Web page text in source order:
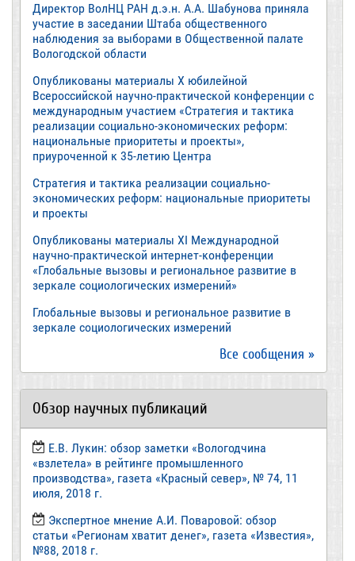
Директор ВолНЦ РАН д.э.н. А.А. Шабунова приняла
участие в заседании Штаба общественного
наблюдения за выборами в Общественной палате
Вологодской области
Опубликованы материалы X юбилейной
Всероссийской научно-практической конференции с
международным участием «Стратегия и тактика
реализации социально-экономических реформ:
национальные приоритеты и проекты»,
приуроченной к 35-летию Центра
Стратегия и тактика реализации социально-
экономических реформ: национальные приоритеты
и проекты
Опубликованы материалы XI Международной
научно-практической интернет-конференции
«Глобальные вызовы и региональное развитие в
зеркале социологических измерений»
Глобальные вызовы и региональное развитие в
зеркале социологических измерений
Все сообщения »
Обзор научных публикаций
Е.В. Лукин: обзор заметки «Вологодчина
«взлетела» в рейтинге промышленного
производства», газета «Красный север», № 74, 11
июля, 2018 г.
Экспертное мнение А.И. Поваровой: обзор
статьи «Регионам хватит денег», газета «Известия»,
№88, 2018 г.